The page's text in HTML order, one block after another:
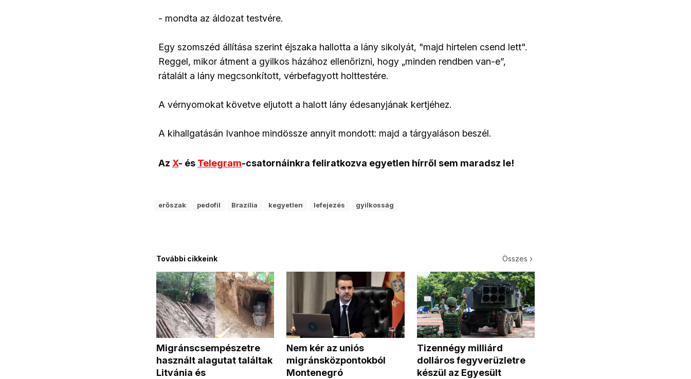
- mondta az áldozat testvére.
Egy szomszéd állítása szerint éjszaka hallotta a lány sikolyát, "majd hirtelen csend lett".
Reggel, mikor átment a gyilkos házához ellenőrizni, hogy „minden rendben van-e”,
rátalált a lány megcsonkított, vérbefagyott holttestére.
A vérnyomokat követve eljutott a halott lány édesanyjának kertjéhez.
A kihallgatásán Ivanhoe mindössze annyit mondott: majd a tárgyaláson beszél.
Az X- és Telegram-csatornáinkra feliratkozva egyetlen hírről sem maradsz le!
erőszak pedofil Brazília kegyetlen lefejezés gyilkosság
További cikkeink Összes
Migránscsempészetre
használt alagutat találtak
Litvánia és
Nem kér az uniós
migránsközpontokból
Montenegró
Tizennégy milliárd
dolláros fegyverüzletre
készül az Egyesült